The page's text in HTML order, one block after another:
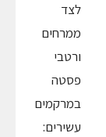
לצד
ממרחים
ורטבי
פסטה
במרקמים
עשירים: